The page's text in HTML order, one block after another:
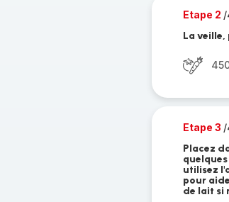
Etape 2 /
La
Etape 3 /
Placez
utilisez
pour
de lait si